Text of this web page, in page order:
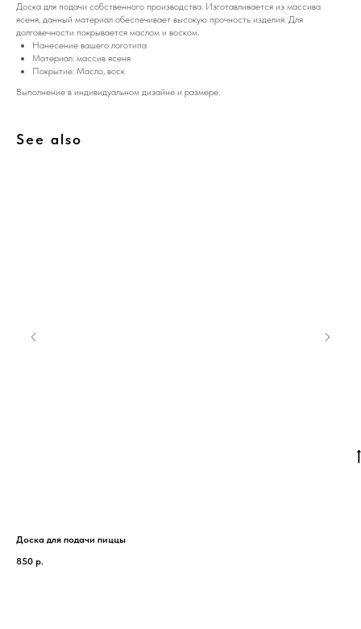
Доска для подачи собственного производства. Изготавливается из массива
ясеня, данный материал обеспечивает высокую прочность изделия. Для
долговечности покрывается маслом и воском.
Нанесение вашего логотипа
Материал: массив ясеня
Покрытие: Масло, воск
Выполнение в индивидуальном дизайне и размере.
See also
Доска для подачи пиццы
850 р.